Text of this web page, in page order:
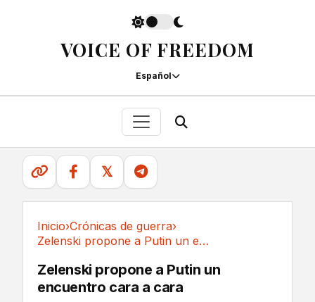
VOICE OF FREEDOM
Español
𝕏
Inicio›Crónicas de guerra›
Zelenski propone a Putin un encuentro cara a cara
Zelenski propone a Putin un
encuentro cara a cara